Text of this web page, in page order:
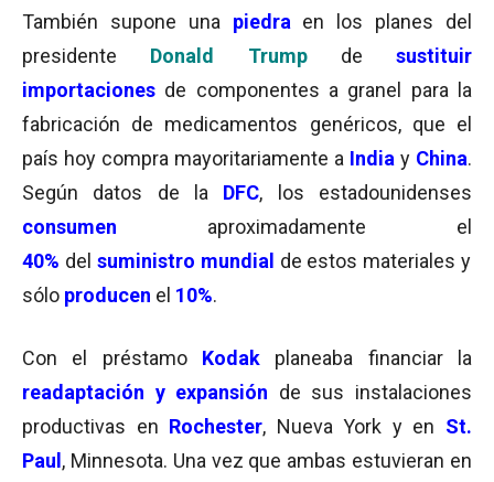
También supone una piedra en los planes del
presidente Donald Trumpde sustituir
importaciones de componentes a granel para la
fabricación de medicamentos genéricos, que el
país hoy compra mayoritariamente a India y China.
Según datos de la DFC, los estadounidenses
consumen
aproximadamente el
40% del suministro mundial de estos materiales y
sólo producen el 10%.
Con el préstamo Kodak
planeaba financiar la
readaptación y expansión de sus instalaciones
productivas en Rochester, Nueva York y en St.
Paul , Minnesota. Una vez que ambas estuvieran en